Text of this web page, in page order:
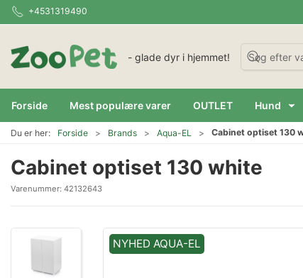
+4531319490
- glade dyr i hjemmet!
Forside Mest populære varer OUTLET Hund
Du er her: Forside Brands Aqua-EL Cabinet optiset 130
Cabinet optiset 130 white
Varenummer: 42132643
NYHED AQUA-EL